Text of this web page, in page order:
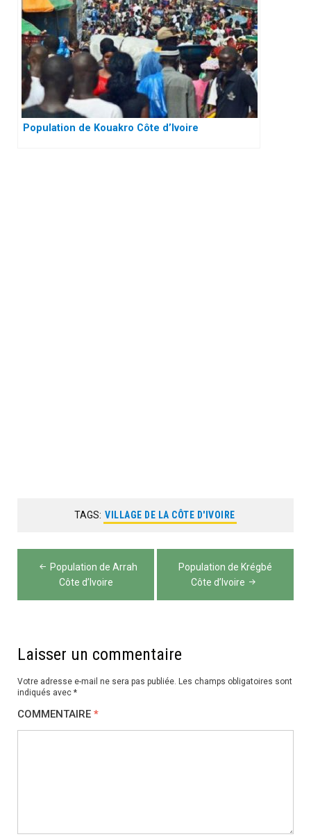
Population de Kouakro Côte d’Ivoire
TAGS: VILLAGE DE LA CÔTE D'IVOIRE
Navigation
Population de Arrah
Côte d’Ivoire
Population de Krégbé
Côte d’Ivoire
Laisser un commentaire
Votre adresse e-mail ne sera pas publiée. Les champs obligatoires sont
indiqués avec *
COMMENTAIRE *